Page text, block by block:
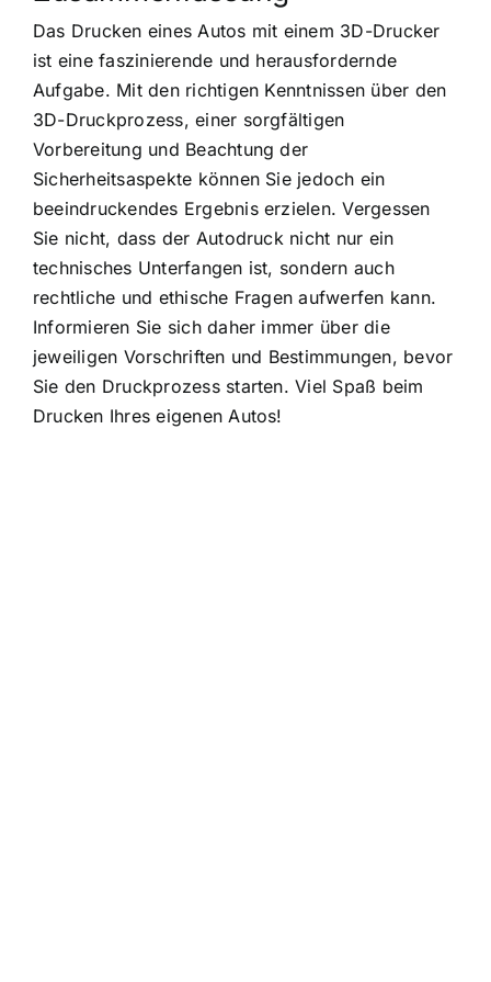
Das Drucken eines Autos mit einem 3D-Drucker
ist eine faszinierende und herausfordernde
Aufgabe. Mit den richtigen Kenntnissen über den
3D-Druckprozess, einer sorgfältigen
Vorbereitung und Beachtung der
Sicherheitsaspekte können Sie jedoch ein
beeindruckendes Ergebnis erzielen. Vergessen
Sie nicht, dass der Autodruck nicht nur ein
technisches Unterfangen ist, sondern auch
rechtliche und ethische Fragen aufwerfen kann.
Informieren Sie sich daher immer über die
jeweiligen Vorschriften und Bestimmungen, bevor
Sie den Druckprozess starten. Viel Spaß beim
Drucken Ihres eigenen Autos!